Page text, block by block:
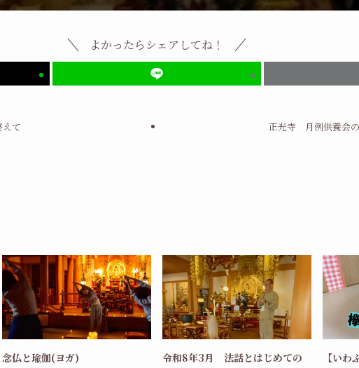
よかったらシェアしてね！
て 正光寺 月例供養会の
念仏と瑜伽(ヨガ)
令和8年3月 法話とはじめての
【い